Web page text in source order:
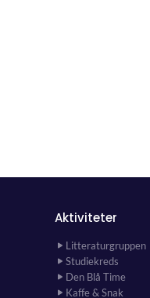
Aktiviteter
Litteraturgruppen
Studiekreds
Den Blå Time
Kaffe & Snak